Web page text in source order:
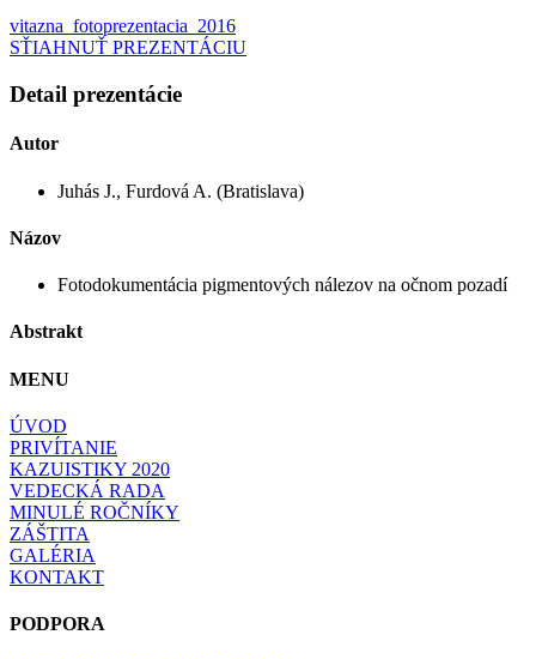
vitazna_fotoprezentacia_2016
SŤIAHNUŤ PREZENTÁCIU
Detail prezentácie
Autor
Juhás J., Furdová A. (Bratislava)
Názov
Fotodokumentácia pigmentových nálezov na očnom pozadí
Abstrakt
MENU
ÚVOD
PRIVÍTANIE
KAZUISTIKY 2020
VEDECKÁ RADA
MINULÉ ROČNÍKY
ZÁŠTITA
GALÉRIA
KONTAKT
PODPORA